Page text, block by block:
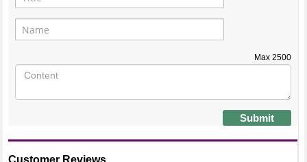
Max 2500
Submit
Customer Reviews